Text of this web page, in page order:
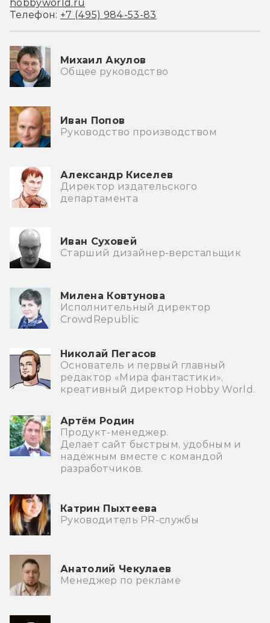
hobbyworld.ru
Телефон: +7 (495) 984-53-83
Михаил Акулов
Общее руководство
Иван Попов
Руководство производством
Александр Киселев
Директор издательского
департамента
Иван Суховей
Старший дизайнер-верстальщик
Милена Ковтунова
Исполнительный директор
CrowdRepublic
Николай Пегасов
Основатель и первый главный
редактор «Мира фантастики»,
креативный директор Hobby World.
Артём Родин
Продукт-менеджер.
Делает сайт быстрым, удобным и
надёжным вместе с командой
разработчиков.
Катрин Пыхтеева
Руководитель PR-службы
Анатолий Чекулаев
Менеджер по рекламе